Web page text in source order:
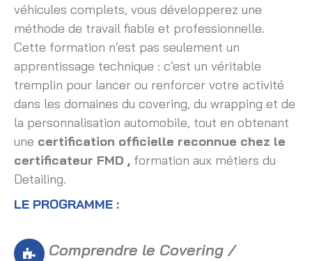
véhicules complets, vous développerez une
méthode de travail fiable et professionnelle.
Cette formation n’est pas seulement un
apprentissage technique : c’est un véritable
tremplin pour lancer ou renforcer votre activité
dans les domaines du covering, du wrapping et de
la personnalisation automobile, tout en obtenant
une certification officielle reconnue chez le
certificateur FMD , formation aux métiers du
Detailing.
LE PROGRAMME :
Comprendre le Covering /